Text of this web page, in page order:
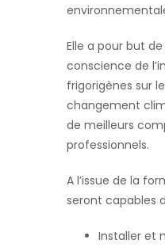
Elle a pour but
conscience de
frigorigènes sur
changement
de meilleurs
professionnels.
A l’issue de la
seront capables
Installer et